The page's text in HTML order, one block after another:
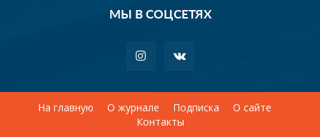
МЫ В СОЦСЕТЯХ
На главную О журнале Подписка
О сайте
Контакты